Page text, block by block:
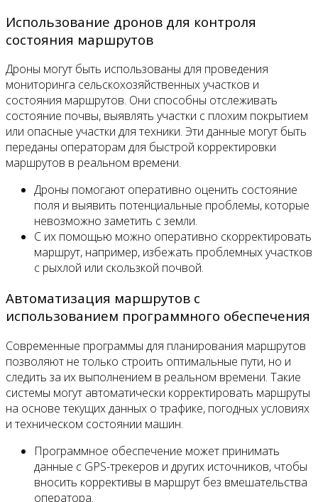
Использование дронов для контроля
состояния маршрутов
Дроны могут быть использованы для проведения
мониторинга сельскохозяйственных участков и
состояния маршрутов. Они способны отслеживать
состояние почвы, выявлять участки с плохим покрытием
или опасные участки для техники. Эти данные могут быть
переданы операторам для быстрой корректировки
маршрутов в реальном времени.
Дроны помогают оперативно оценить состояние
поля и выявить потенциальные проблемы, которые
невозможно заметить с земли.
С их помощью можно оперативно скорректировать
маршрут, например, избежать проблемных участков
с рыхлой или скользкой почвой.
Автоматизация маршрутов с
использованием программного обеспечения
Современные программы для планирования маршрутов
позволяют не только строить оптимальные пути, но и
следить за их выполнением в реальном времени. Такие
системы могут автоматически корректировать маршруты
на основе текущих данных о трафике, погодных условиях
и техническом состоянии машин.
Программное обеспечение может принимать
данные с GPS-трекеров и других источников, чтобы
вносить коррективы в маршрут без вмешательства
оператора.